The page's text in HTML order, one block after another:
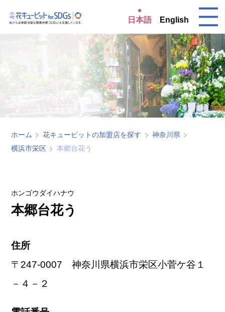
日本語 English
ホーム 花キューピットの加盟店を探す
神奈川県
横浜市栄区
本郷台花う
ホンゴウダイハナウ
本郷台花う
住所
〒247-0007 神奈川県横浜市栄区小菅ケ谷１
－４－２